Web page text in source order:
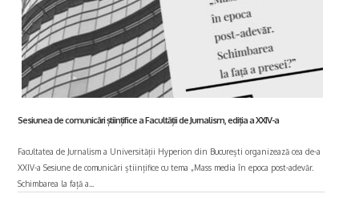
Sesiunea de comunicări științifice a Facultății de Jurnalism, ediția a XXIV-a
Facultatea de Jurnalism a Universității Hyperion din București organizează cea de-a
XXIV-a Sesiune de comunicări științifice cu tema „Mass media în epoca post-adevăr.
Schimbarea la față a...